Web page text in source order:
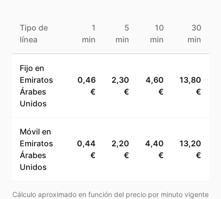
Tipo de
línea
1
min
5
min
10
min
30
min
Fijo en
Emiratos
Árabes
Unidos
0,46
€
2,30
€
4,60
€
13,80
€
Móvil en
Emiratos
Árabes
Unidos
0,44
€
2,20
€
4,40
€
13,20
€
Cálculo aproximado en función del precio por minuto vigente